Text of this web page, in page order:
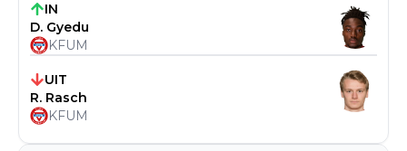
IN
D. Gyedu
KFUM
UIT
R. Rasch
KFUM